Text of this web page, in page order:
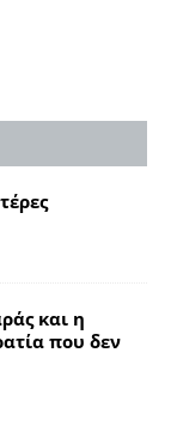
και η
που δεν